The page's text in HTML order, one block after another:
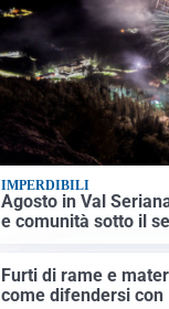
IMPERDIBILI
Agosto in Val
e comunità sotto il
Furti di rame e
come difendersi con